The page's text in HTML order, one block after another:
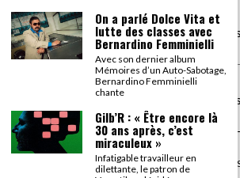
carte noire negra à l'o tiededans
On a parlé Dolce Vita et lutte des
Bernardino Femminielli
moise et son mascarédans
On a parlé Dolce Vita et lutte des
Bernardino Femminielli
©2026TOUS DROITS
On a parlé Dolce Vita et
lutte des classes avec
Bernardino Femminielli
Avec son dernier album
Mémoires d’un Auto-Sabotage,
Bernardino Femminielli
chante
Gilb’R : « Être encore là
30 ans après, c’est
miraculeux »
Infatigable travailleur en
dilettante, le patron de